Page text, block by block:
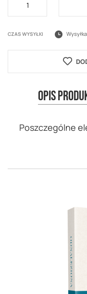
CZAS WYSYŁKI
Opis
Poszczególne